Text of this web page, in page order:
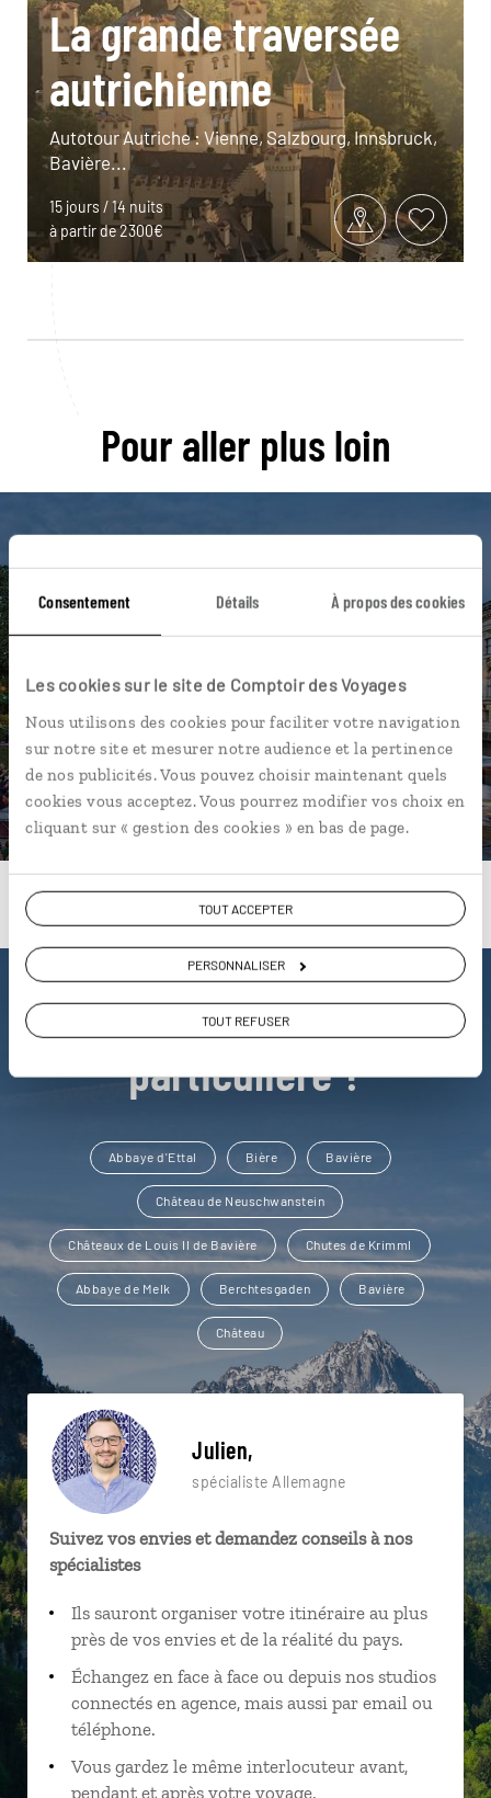
Consentement Détails À propos des cookies
Les cookies sur le site de Comptoir des Voyages
Nous utilisons des cookies pour faciliter votre navigation
sur notre site et mesurer notre audience et la pertinence
de nos publicités. Vous pouvez choisir maintenant quels
cookies vous acceptez. Vous pourrez modifier vos choix en
cliquant sur « gestion des cookies » en bas de page.
TOUT ACCEPTER
PERSONNALISER
TOUT REFUSER
La grande traversée
autrichienne
Autotour Autriche : Vienne, Salzbourg, Innsbruck,
Bavière...
15 jours / 14 nuits
à partir de 2300€
Pour aller plus loin
Nos 12 idées de voyage
Allemagne
Une envie de voyage
particulière ?
Abbaye d'Ettal Bière Bavière
Château de Neuschwanstein
Châteaux de Louis II de Bavière Chutes de Krimml
Abbaye de Melk Berchtesgaden Bavière
Château
Julien,
spécialiste Allemagne
Suivez vos envies et demandez conseils à nos
spécialistes
Ils sauront organiser votre itinéraire au plus
près de vos envies et de la réalité du pays.
Échangez en face à face ou depuis nos studios
connectés en agence, mais aussi par email ou
téléphone.
Vous gardez le même interlocuteur avant,
pendant et après votre voyage.